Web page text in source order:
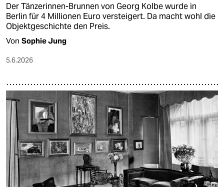
Der Tänzerinnen-Brunnen von Georg Kolbe wurde in
Berlin für 4 Millionen Euro versteigert. Da macht wohl die
Objektgeschichte den Preis.
Von Sophie Jung
5.6.2026